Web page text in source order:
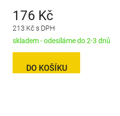
213 Kč s DPH
176 Kč
skladem - odesíláme do 2-3 dnů
DO KOŠÍKU